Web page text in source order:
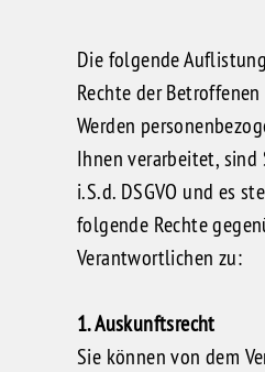
Die folgende
Rechte der Betroffenen
Werden
Ihnen verarbeitet, sind
i.S.d. DSGVO und es
folgende Rechte
Verantwortlichen zu:
1. Auskunftsrecht
Sie können von dem